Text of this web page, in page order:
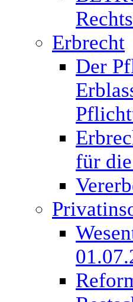
Erbrecht
Der
für